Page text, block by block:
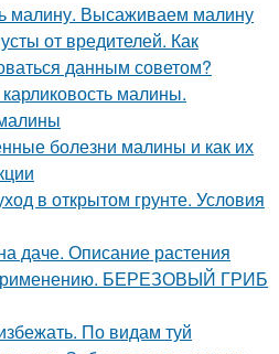
малину. Высаживаем малину
от вредителей. Как
данным советом?
малины.
болезни малины и как их
в открытом грунте. Условия
даче. Описание растения
применению. БЕРЕЗОВЫЙ ГРИБ
По видам туй